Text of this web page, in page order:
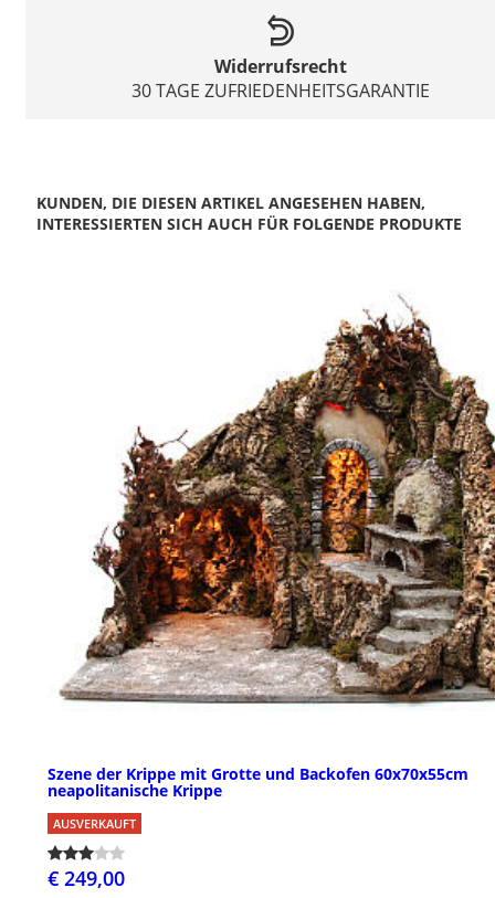
Widerrufsrecht
30 TAGE ZUFRIEDENHEITSGARANTIE
KUNDEN, DIE DIESEN ARTIKEL ANGESEHEN HABEN,
INTERESSIERTEN SICH AUCH FÜR FOLGENDE PRODUKTE
Szene der Krippe mit Grotte und Backofen 60x70x55cm
neapolitanische Krippe
AUSVERKAUFT
€ 249,00